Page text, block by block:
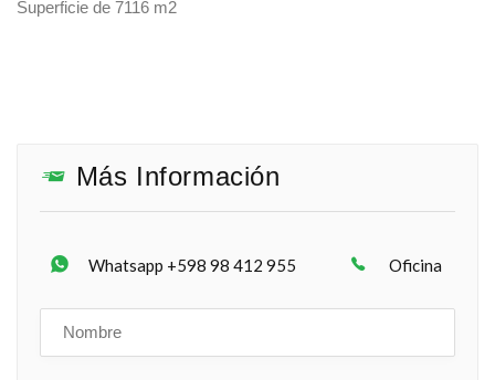
Superficie de 7116 m2
Más Información
Whatsapp +598 98 412 955 Oficina